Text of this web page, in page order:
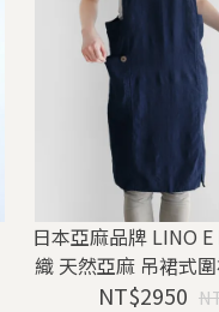
日本亞麻品牌 LINO
織 天然亞麻 吊裙式
8 ）
NT$2950